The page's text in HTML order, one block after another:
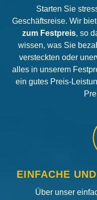
Starten Sie
Geschäftsreise. Wir
zum Festpreis, so
wissen, was Sie
versteckten oder
alles in unserem
ein gutes Preis-
EINFACHE
Über unser